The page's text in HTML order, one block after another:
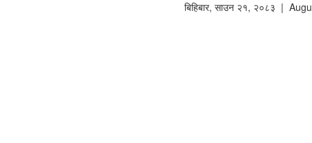
बिहिबार, साउन २१, २०८३ |